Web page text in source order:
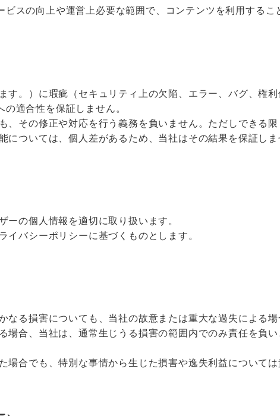
スの向上や運営上必要な範囲で、コンテンツを利用するこ
す。）に瑕疵（セキュリティ上の欠陥、エラー、バグ、権
適合性を保証しません。
、その修正や対応を行う義務を負いません。ただしできる限
ついては、個人差があるため、当社はその結果を保証しま
の個人情報を適切に取り扱います。
バシーポリシーに基づくものとします。
なる損害についても、当社の故意または重大な過失による場
場合、当社は、通常生じうる損害の範囲内でのみ責任を負
場合でも、特別な事情から生じた損害や逸失利益について